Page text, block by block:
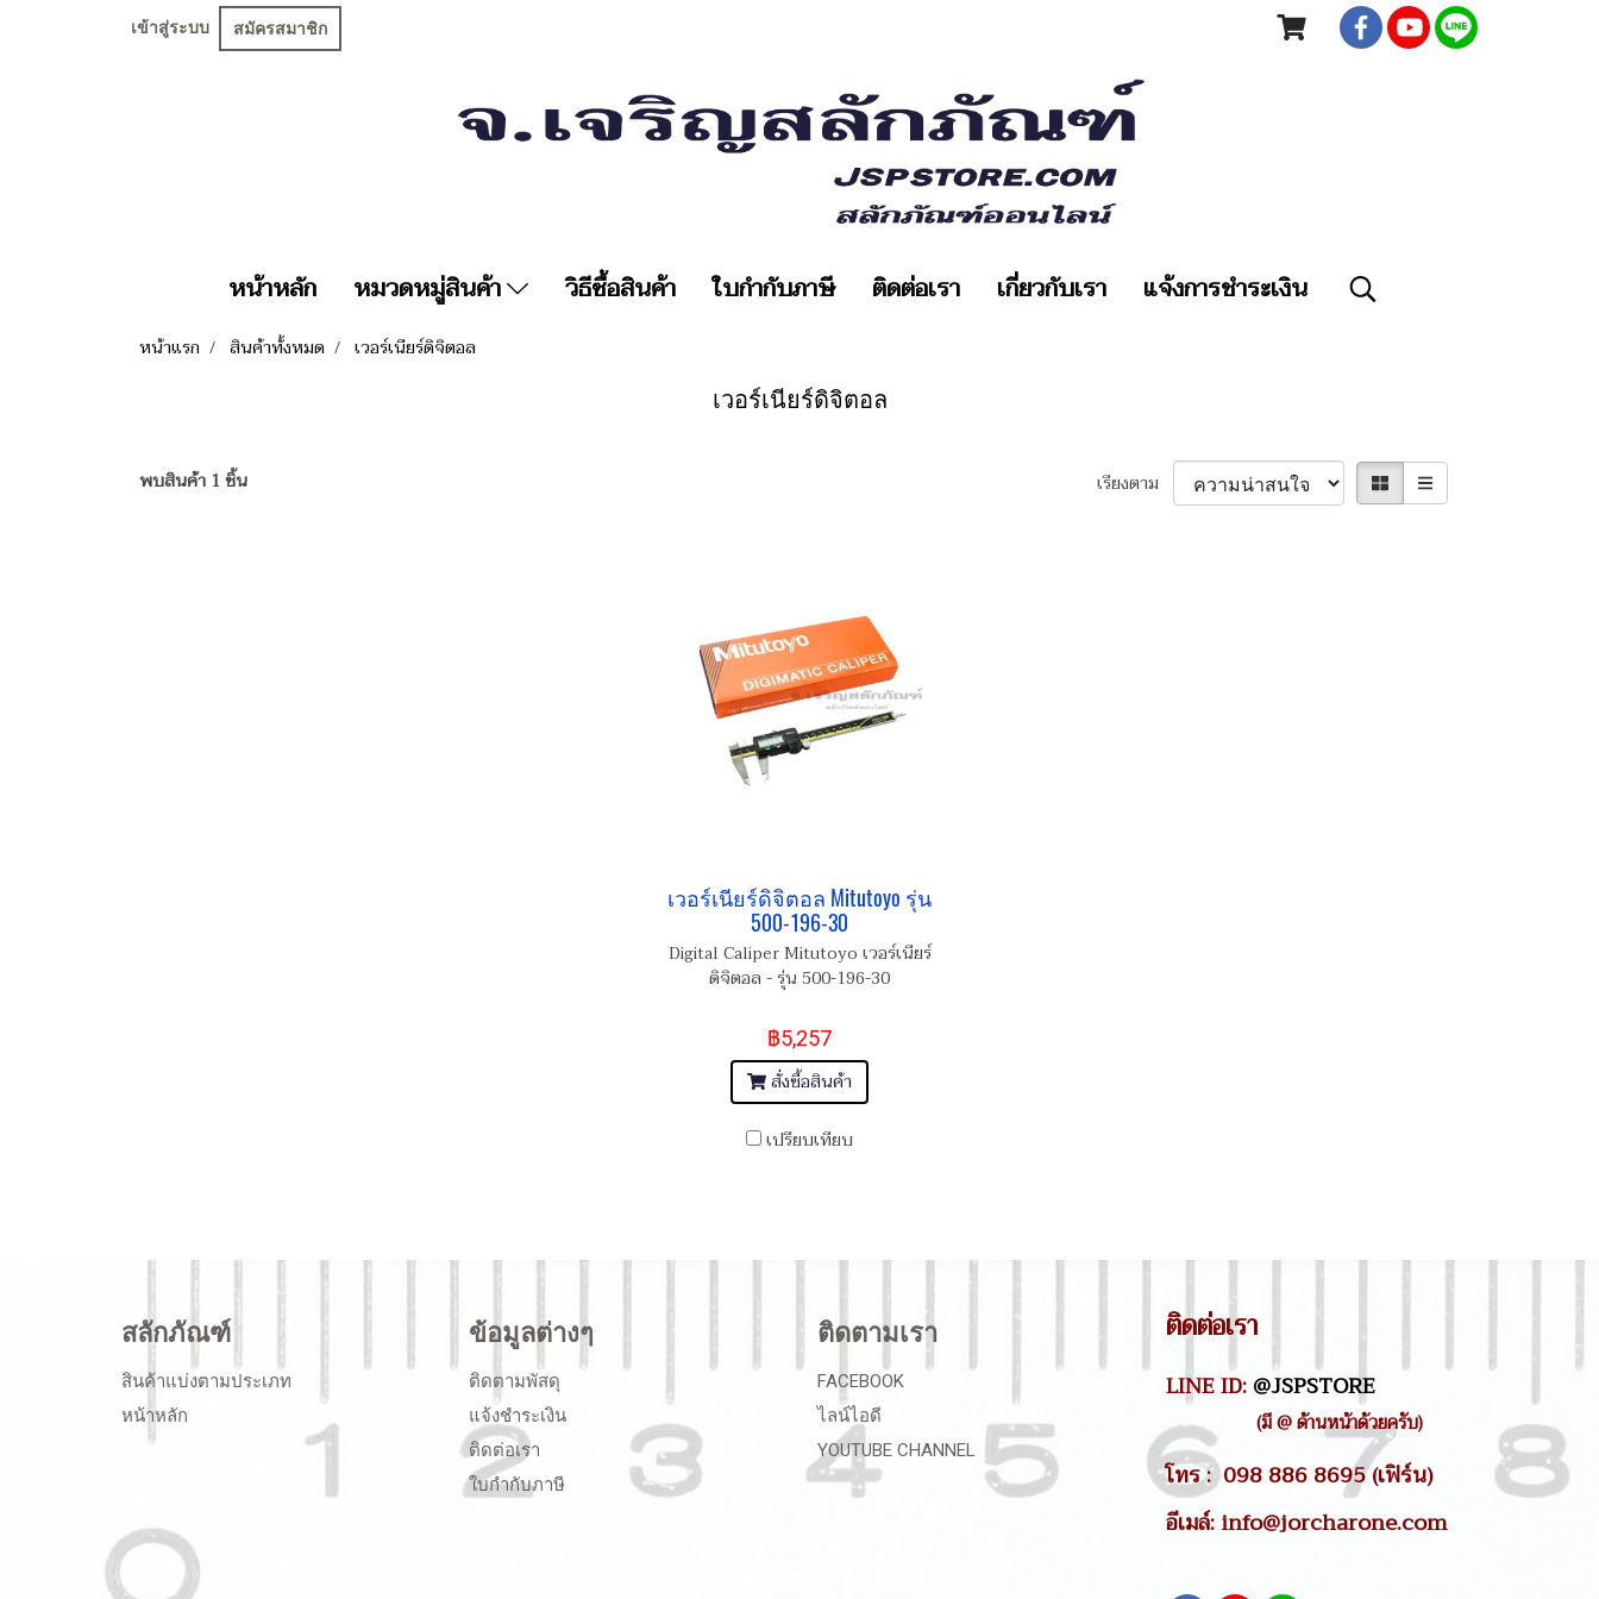
เข้าสู่ระบบ สมัครสมาชิก
หน้าหลัก หมวดหมู่สินค้า วิธีซื้อสินค้า ใบกำกับภาษี ติดต่อเรา เกี่ยวกับเรา แจ้งการชำระเงิน
หน้าแรก สินค้าทั้งหมด เวอร์เนียร์ดิจิตอล
เวอร์เนียร์ดิจิตอล
พบสินค้า 1 ชิ้น เรียงตาม
เวอร์เนียร์ดิจิตอล Mitutoyo รุ่น
500-196-30
Digital Caliper Mitutoyo เวอร์เนียร์
ดิจิตอล - รุ่น 500-196-30
฿5,257
สั่งซื้อสินค้า
เปรียบเทียบ
สลักภัณฑ์
สินค้าแบ่งตามประเภท
หน้าหลัก
ข้อมูลต่างๆ
ติดตามพัสดุ
แจ้งชำระเงิน
ติดต่อเรา
ใบกำกับภาษี
ติดตามเรา
FACEBOOK
ไลน์ไอดี
YOUTUBE CHANNEL
ติดต่อเรา
LINE ID:@JSPSTORE
(มี @ ด้านหน้าด้วยครับ)
โทร : 098 886 8695 (เฟิร์น)
อีเมล์: info@jorcharone.com